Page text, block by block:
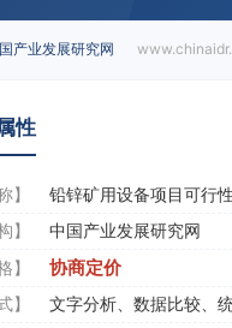
产业发展研究网
性
】
铅锌矿用设备项目可行
】
中国产业发展研究网
】
协商定价
】
文字分析、数据比较、